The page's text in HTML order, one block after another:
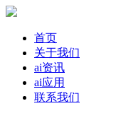
首页
关于我们
ai资讯
ai应用
联系我们